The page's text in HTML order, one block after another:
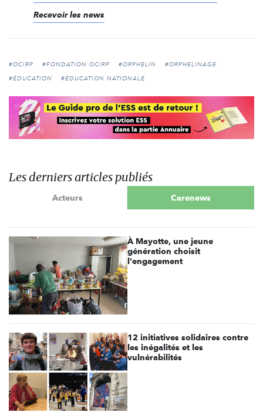
Recevoir les news
#OCIRP #FONDATION OCIRP #ORPHELIN
#ORPHELINAGE
#ÉDUCATION
#ÉDUCATION NATIONALE
Les derniers articles publiés
Acteurs Carenews
À Mayotte, une jeune
génération choisit
l'engagement
12 initiatives solidaires contre
les inégalités et les
vulnérabilités